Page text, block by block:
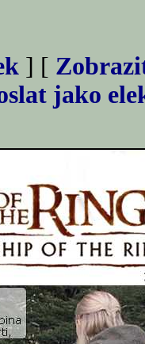
] [
jako